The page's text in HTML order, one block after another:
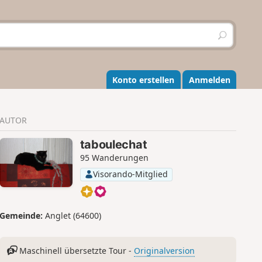
S
u
h
e
n
Konto erstellen Anmelden
AUTOR
taboulechat
95 Wanderungen
Visorando-Mitglied
Gemeinde: Anglet (64600)
Maschinell übersetzte Tour - Originalversion